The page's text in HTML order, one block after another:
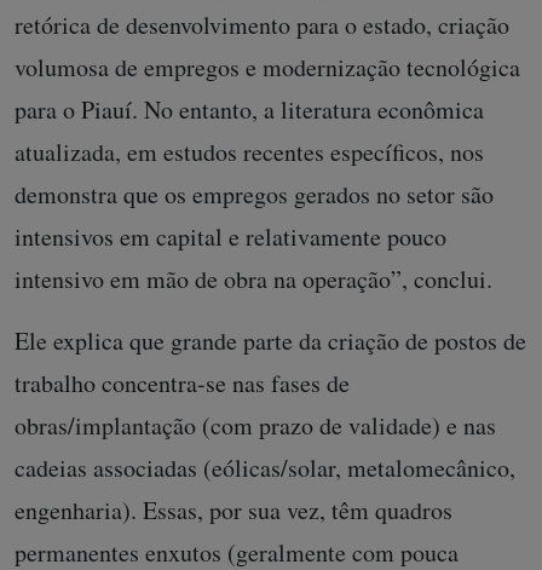
retórica de desenvolvimento para o estado, criação
volumosa de empregos e modernização tecnológica
para o Piauí. No entanto, a literatura econômica
atualizada, em estudos recentes específicos, nos
demonstra que os empregos gerados no setor são
intensivos em capital e relativamente pouco
intensivo em mão de obra na operação”, conclui.
Ele explica que grande parte da criação de postos de
trabalho concentra-se nas fases de
obras/implantação (com prazo de validade) e nas
cadeias associadas (eólicas/solar, metalomecânico,
engenharia). Essas, por sua vez, têm quadros
permanentes enxutos (geralmente com pouca